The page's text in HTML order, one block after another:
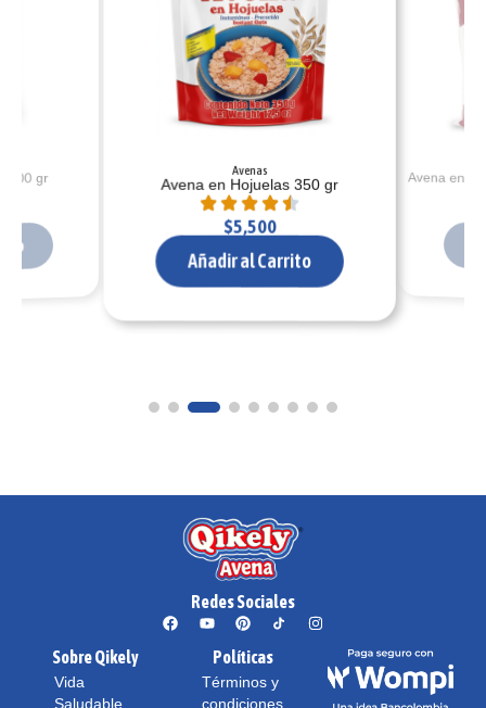
gr Avenas
Avena en Hojuelas 350 gr
$5,500
Añadir al Carrito
Avena en
Redes Sociales
Sobre Qikely
Vida
Saludable
Políticas
Términos y
condiciones